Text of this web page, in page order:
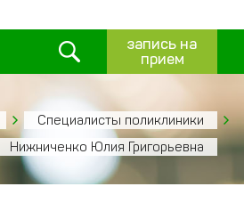
запись на
прием
Специалисты поликлиники
Нижниченко Юлия Григорьевна